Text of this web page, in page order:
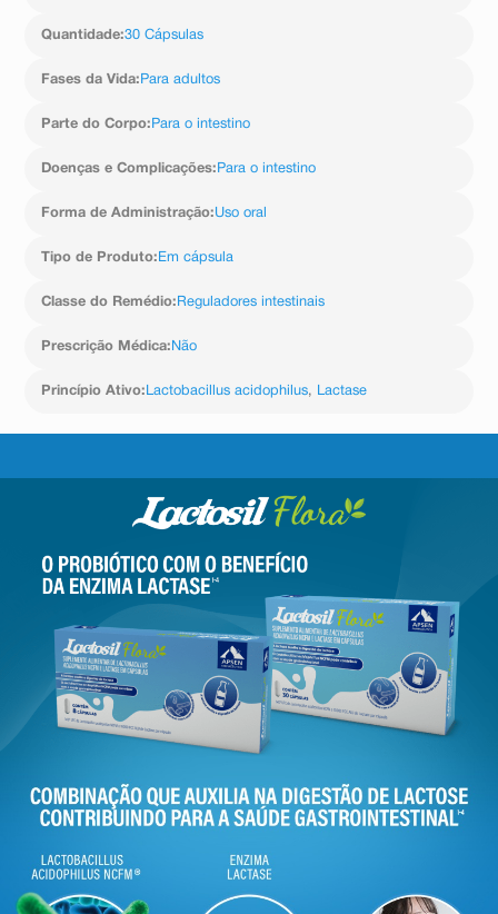
Quantidade:30 Cápsulas
Fases da Vida: Para adultos
Parte do Corpo: Para o intestino
Doenças e Complicações: Para o intestino
Forma de Administração:Uso oral
Tipo de Produto: Em cápsula
Classe do Remédio: Reguladores intestinais
Prescrição Médica: Não
Princípio Ativo: Lactobacillus acidophilus, Lactase